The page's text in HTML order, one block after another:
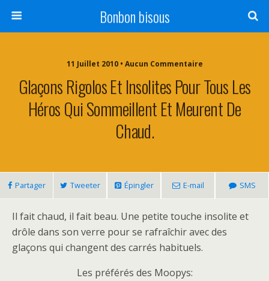
Bonbon bisous
11 Juillet 2010 • Aucun Commentaire
Glaçons Rigolos Et Insolites Pour Tous Les
Héros Qui Sommeillent Et Meurent De
Chaud.
Partager Tweeter Épingler E-mail SMS
Il fait chaud, il fait beau. Une petite touche insolite et
drôle dans son verre pour se rafraîchir avec des
glaçons qui changent des carrés habituels.
Les préférés des Moopys: